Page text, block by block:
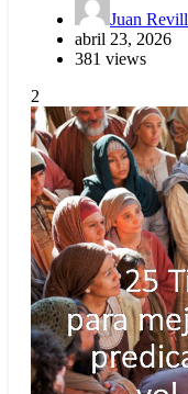
Juan
abril 23, 2026
381 views
2